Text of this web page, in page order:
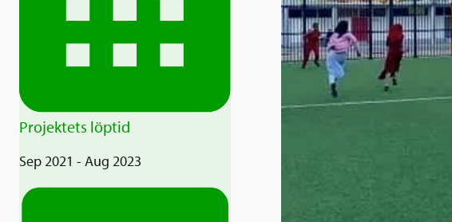
Projektets löptid
Sep 2021 - Aug 2023